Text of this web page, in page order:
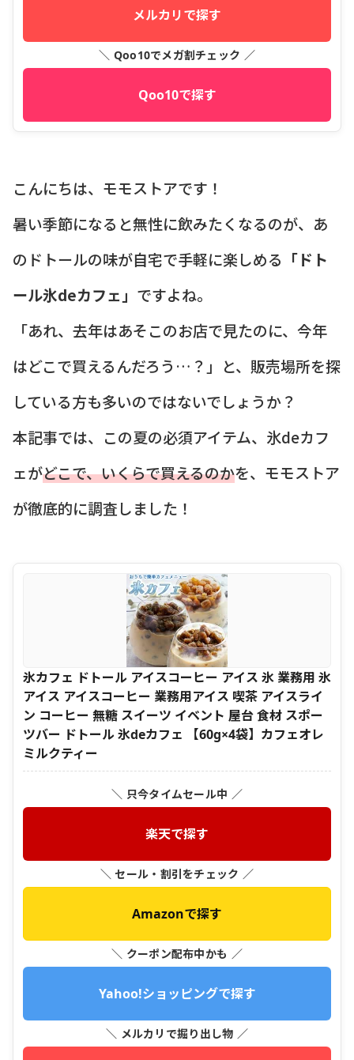
メルカリで探す
＼ Qoo10でメガ割チェック ／
Qoo10で探す
こんにちは、モモストアです！
暑い季節になると無性に飲みたくなるのが、あ
のドトールの味が自宅で手軽に楽しめる 「ドト
ール氷deカフェ」 ですよね。
「あれ、去年はあそこのお店で見たのに、今年
はどこで買えるんだろう…？」と、販売場所を探
している方も多いのではないでしょうか？
本記事では、この夏の必須アイテム、氷deカフ
ェがどこで、いくらで買えるのかを、モモストア
が徹底的に調査しました！
氷カフェ ドトール アイスコーヒー アイス 氷 業務用 氷
アイス アイスコーヒー 業務用アイス 喫茶 アイスライ
ン コーヒー 無糖 スイーツ イベント 屋台 食材 スポー
ツバー ドトール 氷deカフェ 【60g×4袋】カフェオレ
ミルクティー
＼ 只今タイムセール中 ／
楽天で探す
＼ セール・割引をチェック ／
Amazonで探す
＼ クーポン配布中かも ／
Yahoo!ショッピングで探す
＼ メルカリで掘り出し物 ／